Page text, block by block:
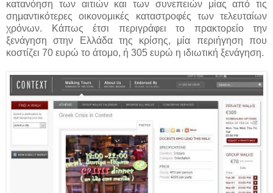
κατανόηση των αιτιών και των συνεπειών μίας από τις
σημαντικότερες οικονομικές καταστροφές των τελευταίων
χρόνων. Κάπως έτσι περιγράφει το πρακτορείο την
ξενάγηση στην Ελλάδα της κρίσης, μία περιήγηση που
κοστίζει 70 ευρώ το άτομο, ή 305 ευρώ η ιδιωτική ξενάγηση.